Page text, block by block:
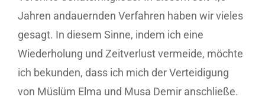
Jahren andauernden Verfahren haben wir vieles
gesagt. In diesem Sinne, indem ich eine
Wiederholung und Zeitverlust vermeide, möchte
ich bekunden, dass ich mich der Verteidigung
von Müslüm Elma und Musa Demir anschließe.